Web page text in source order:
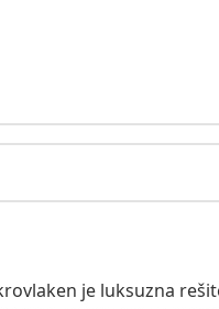
je luksuzna